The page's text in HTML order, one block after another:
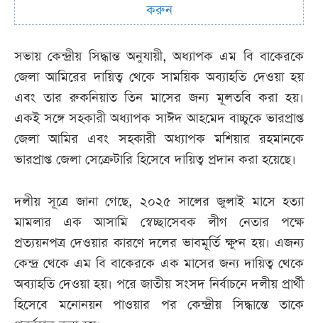
করুন
সভায় কেন্দ্রীয় সিদ্ধান্ত অনুযায়ী, অধ্যাপক এম বি বাকেরকে
জেলা আমিরের দায়িত্ব থেকে সাময়িক অব্যাহতি দেওয়া হয়
এবং তার রুকনিয়াত তিন মাসের জন্য মূলতবি করা হয়।
একই সঙ্গে সহকারী অধ্যাপক সাঈদ আহমেদ বাচ্চুকে ভারপ্রাপ্ত
জেলা আমির এবং সহকারী অধ্যাপক মশিয়ার রহমানকে
ভারপ্রাপ্ত জেলা সেক্রেটারি হিসেবে দায়িত্ব প্রদান করা হয়েছে।
দলীয় সূত্রে জানা গেছে, ২০২৫ সালের জুলাই মাসে হত্যা
মামলার এক আসামি স্বেচ্ছাসেবক লীগ নেতার পক্ষে
প্রত্যয়নপত্র দেওয়ার কারণে দলের ভাবমূর্তি ক্ষুণ্ন হয়। এজন্য
কেন্দ্র থেকে এম বি বাকেরকে এক মাসের জন্য দায়িত্ব থেকে
অব্যাহতি দেওয়া হয়। পরে জাতীয় সংসদ নির্বাচনে দলীয় প্রার্থী
হিসেবে মনোনয়ন পাওয়ার পর কেন্দ্রীয় সিদ্ধান্তে তাকে